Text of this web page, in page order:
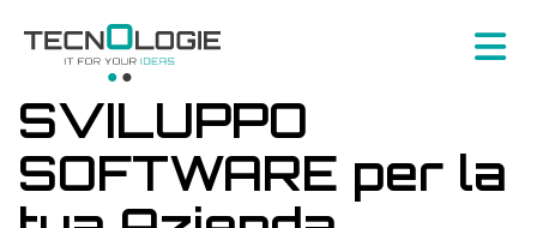
SVILUPPO
SOFTWARE per la